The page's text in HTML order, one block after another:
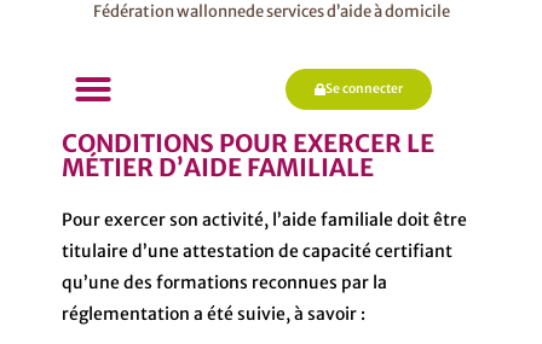
Fédération wallonnede services d’aide à domicile
Se connecter
CONDITIONS POUR EXERCER LE
MÉTIER D’AIDE FAMILIALE
Pour exercer son activité, l’aide familiale doit être
titulaire d’une attestation de capacité certifiant
qu’une des formations reconnues par la
réglementation a été suivie, à savoir :